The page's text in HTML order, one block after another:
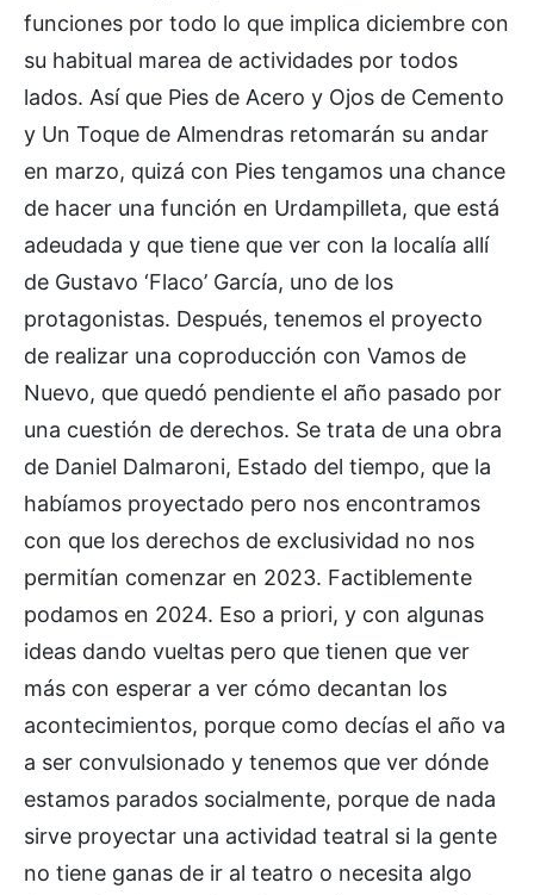
funciones por todo lo que implica diciembre con
su habitual marea de actividades por todos
lados. Así que Pies de Acero y Ojos de Cemento
y Un Toque de Almendras retomarán su andar
en marzo, quizá con Pies tengamos una chance
de hacer una función en Urdampilleta, que está
adeudada y que tiene que ver con la localía allí
de Gustavo ‘Flaco’ García, uno de los
protagonistas. Después, tenemos el proyecto
de realizar una coproducción con Vamos de
Nuevo, que quedó pendiente el año pasado por
una cuestión de derechos. Se trata de una obra
de Daniel Dalmaroni, Estado del tiempo, que la
habíamos proyectado pero nos encontramos
con que los derechos de exclusividad no nos
permitían comenzar en 2023. Factiblemente
podamos en 2024. Eso a priori, y con algunas
ideas dando vueltas pero que tienen que ver
más con esperar a ver cómo decantan los
acontecimientos, porque como decías el año va
a ser convulsionado y tenemos que ver dónde
estamos parados socialmente, porque de nada
sirve proyectar una actividad teatral si la gente
no tiene ganas de ir al teatro o necesita algo